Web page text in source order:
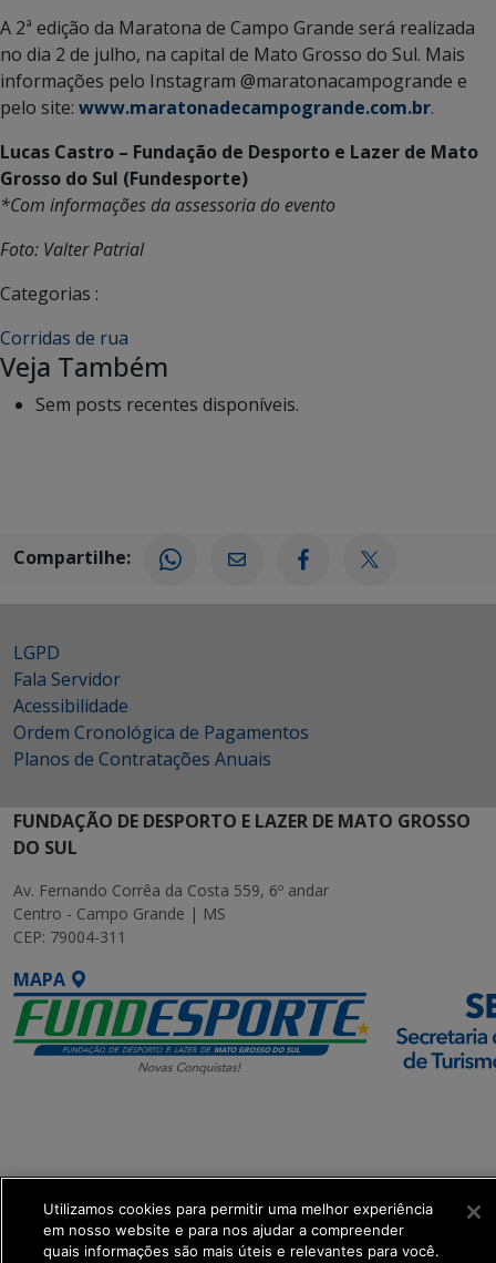
A 2ª edição da Maratona de Campo Grande será realizada
no dia 2 de julho, na capital de Mato Grosso do Sul. Mais
informações pelo Instagram @maratonacampogrande e
pelo site: www.maratonadecampogrande.com.br.
Lucas Castro – Fundação de Desporto e Lazer de Mato
Grosso do Sul (Fundesporte)
*Com informações da assessoria do evento
Foto: Valter Patrial
Categorias :
Corridas de rua
Veja Também
Sem posts recentes disponíveis.
Compartilhe:
LGPD
Fala Servidor
Acessibilidade
Ordem Cronológica de Pagamentos
Planos de Contratações Anuais
FUNDAÇÃO DE DESPORTO E LAZER DE MATO GROSSO
DO SUL
Av. Fernando Corrêa da Costa 559, 6º andar
Centro - Campo Grande | MS
CEP: 79004-311
MAPA
Transformação Digital
get_footer();
Utilizamos cookies para permitir uma melhor experiência
em nosso website e para nos ajudar a compreender
quais informações são mais úteis e relevantes para você.